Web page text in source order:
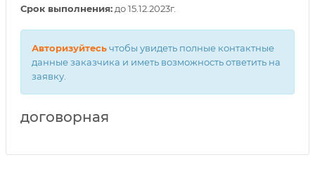
Срок выполнения: до 15.12.2023г.
Авторизуйтесьчтобы увидеть полные контактные
данные заказчика и иметь возможность ответить на
заявку.
договорная